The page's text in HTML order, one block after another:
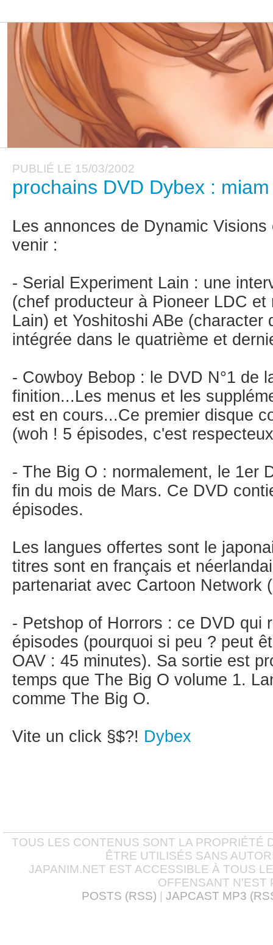
PUBLIÉ LE 15/03/2002
prochains DVD Dybex :
Les annonces de Dynamic
venir :
- Serial Experiment Lain : une
(chef producteur à Pioneer LDC
Lain) et Yoshitoshi ABe (character
intégrée dans le quatrième et
- Cowboy Bebop : le DVD N°1 de
finition...Les menus et les
est en cours...Ce premier disque
(woh ! 5 épisodes, c'est
- The Big O : normalement, le 1er
fin du mois de Mars. Ce DVD
épisodes.
Les langues offertes sont le
titres sont en français et
partenariat avec Cartoon Network
- Petshop of Horrors : ce DVD qui
épisodes (pourquoi si peu ? peut
OAV : 45 minutes). Sa sortie est
temps que The Big O volume 1.
comme The Big O.
Vite un click §$?! Dybex
TOUS LES CONTENUS SONT LA PROPRIÉTÉ
ÊTRE UTILISÉS SANS
JAPANIM.NET EST ACCESSIBLE À TOUS
OFFENSANT N'EST
POSTS (RSS)
JAPCAST MP3